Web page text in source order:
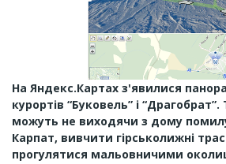
На Яндекс.Картах з'явилися
курортів “Буковель” і
можуть не виходячи з дому
Карпат, вивчити гірськолижні
прогулятися мальовничими